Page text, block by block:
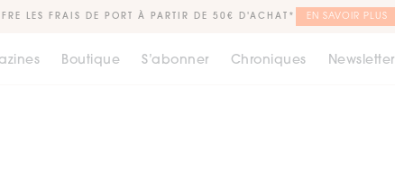
LES FRAIS DE PORT À PARTIR DE 50€ D'ACHAT* EN SAVOIR PLUS
Boutique S’abonner Chroniques Newsletter